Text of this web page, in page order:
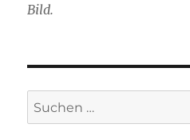
Bild.
Suchen
nach: